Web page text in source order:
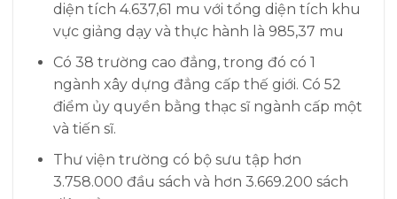
diện tích 4.637,61 mu với tổng diện tích khu
vực giảng dạy và thực hành là 985,37 mu
Có 38 trường cao đẳng, trong đó có 1
ngành xây dựng đẳng cấp thế giới. Có 52
điểm ủy quyền bằng thạc sĩ ngành cấp một
và tiến sĩ.
Thư viện trường có bộ sưu tập hơn
3.758.000 đầu sách và hơn 3.669.200 sách